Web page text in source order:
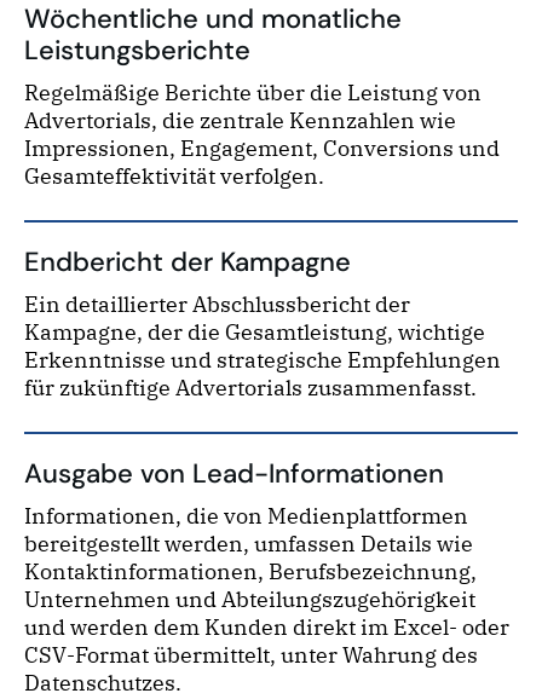
Wöchentliche und monatliche
Leistungsberichte
Regelmäßige Berichte über die Leistung von
Advertorials, die zentrale Kennzahlen wie
Impressionen, Engagement, Conversions und
Gesamteffektivität verfolgen.
Endbericht der Kampagne
Ein detaillierter Abschlussbericht der
Kampagne, der die Gesamtleistung, wichtige
Erkenntnisse und strategische Empfehlungen
für zukünftige Advertorials zusammenfasst.
Ausgabe von Lead-Informationen
Informationen, die von Medienplattformen
bereitgestellt werden, umfassen Details wie
Kontaktinformationen, Berufsbezeichnung,
Unternehmen und Abteilungszugehörigkeit
und werden dem Kunden direkt im Excel- oder
CSV-Format übermittelt, unter Wahrung des
Datenschutzes.